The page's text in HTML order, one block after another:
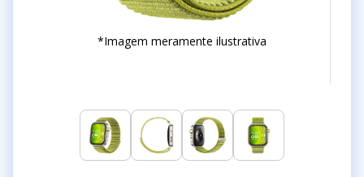
*Imagem meramente ilustrativa